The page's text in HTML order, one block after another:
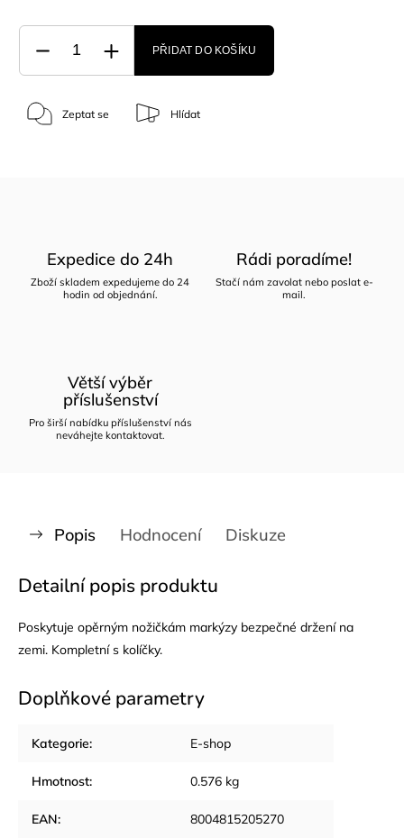
PŘIDAT DO KOŠÍKU
Zeptat se Hlídat
Expedice do 24h
Zboží skladem expedujeme do 24
hodin od objednání.
Rádi poradíme!
Stačí nám zavolat nebo poslat e-
mail.
Větší výběr
příslušenství
Pro širší nabídku příslušenství nás
neváhejte kontaktovat.
Popis Hodnocení Diskuze
Detailní popis produktu
Poskytuje opěrným nožičkám markýzy bezpečné držení na
zemi. Kompletní s kolíčky.
Doplňkové parametry
Kategorie: E-shop
Hmotnost: 0.576 kg
EAN: 8004815205270